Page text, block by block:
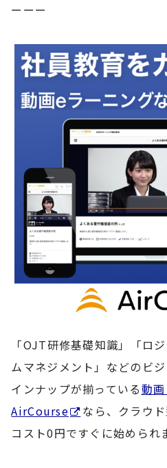
ーーー
「OJT研修基礎知識」「ロ
ムマネジメント」などのビ
インナップが揃っている動
AirCourse
なら、クラウ
コスト0円ですぐに始められ